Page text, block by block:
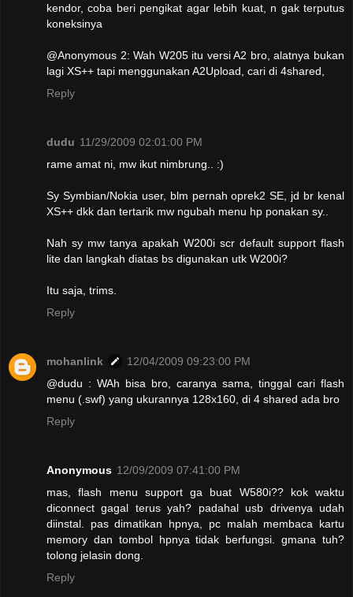
kendor, coba beri pengikat agar lebih kuat, n gak terputus
koneksinya
@Anonymous 2: Wah W205 itu versi A2 bro, alatnya bukan
lagi XS++ tapi menggunakan A2Upload, cari di 4shared,
Reply
dudu 11/29/2009 02:01:00 PM
rame amat ni, mw ikut nimbrung.. :)
Sy Symbian/Nokia user, blm pernah oprek2 SE, jd br kenal
XS++ dkk dan tertarik mw ngubah menu hp ponakan sy..
Nah sy mw tanya apakah W200i scr default support flash
lite dan langkah diatas bs digunakan utk W200i?
Itu saja, trims.
Reply
mohanlink
12/04/2009 09:23:00 PM
@dudu : WAh bisa bro, caranya sama, tinggal cari flash
menu (.swf) yang ukurannya 128x160, di 4 shared ada bro
Reply
Anonymous 12/09/2009 07:41:00 PM
mas, flash menu support ga buat W580i?? kok waktu
diconnect gagal terus yah? padahal usb drivenya udah
diinstal. pas dimatikan hpnya, pc malah membaca kartu
memory dan tombol hpnya tidak berfungsi. gmana tuh?
tolong jelasin dong.
Reply